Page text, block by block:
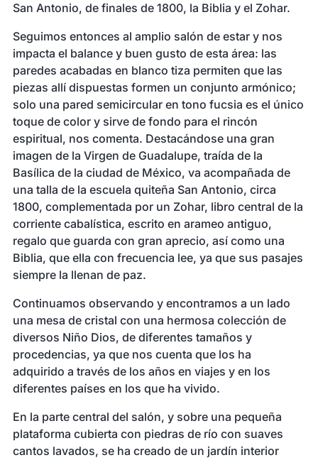
San Antonio, de finales de 1800, la Biblia y el Zohar.
Seguimos entonces al amplio salón de estar y nos
impacta el balance y buen gusto de esta área: las
paredes acabadas en blanco tiza permiten que las
piezas allí dispuestas formen un conjunto armónico;
solo una pared semicircular en tono fucsia es el único
toque de color y sirve de fondo para el rincón
espiritual, nos comenta. Destacándose una gran
imagen de la Virgen de Guadalupe, traída de la
Basílica de la ciudad de México, va acompañada de
una talla de la escuela quiteña San Antonio, circa
1800, complementada por un Zohar, libro central de la
corriente cabalística, escrito en arameo antiguo,
regalo que guarda con gran aprecio, así como una
Biblia, que ella con frecuencia lee, ya que sus pasajes
siempre la llenan de paz.
Continuamos observando y encontramos a un lado
una mesa de cristal con una hermosa colección de
diversos Niño Dios, de diferentes tamaños y
procedencias, ya que nos cuenta que los ha
adquirido a través de los años en viajes y en los
diferentes países en los que ha vivido.
En la parte central del salón, y sobre una pequeña
plataforma cubierta con piedras de río con suaves
cantos lavados, se ha creado de un jardín interior